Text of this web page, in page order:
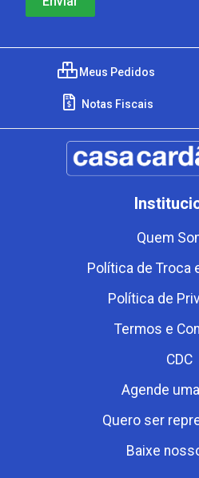
Meus Pedidos
Notas Fiscais
Quem
Política de Troca
Política de
Termos e
CDC
Agende
Quero ser
Baixe